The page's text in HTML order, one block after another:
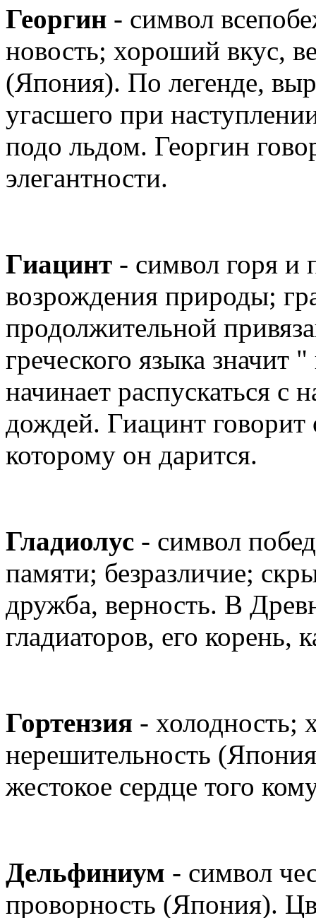
Георгин - символ
новость; хороший вкус,
(Япония). По легенде,
угасшего при
подо льдом. Георгин
элегантности.
Гиацинт - символ горя и
возрождения природы;
продолжительной
греческого языка значит
начинает распускаться с
дождей. Гиацинт говорит
которому он дарится.
Гладиолус - символ
памяти; безразличие;
дружба, верность. В
гладиаторов, его корень,
Гортензия - холодность;
нерешительность
жестокое сердце того
Дельфиниум - символ
проворность (Япония).